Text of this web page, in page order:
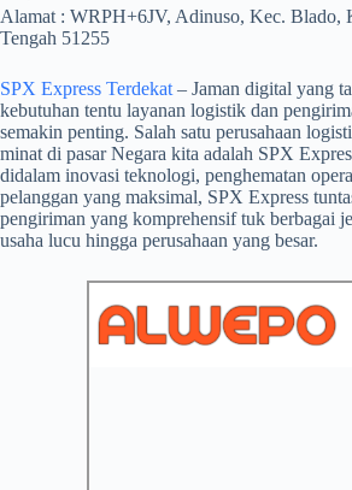
Alamat : WRPH+6JV, Adinuso, Kec. Blado,
Tengah 51255
SPX Express Terdekat – Jaman digital yang
kebutuhan tentu layanan logistik dan
semakin penting. Salah satu perusahaan
minat di pasar Negara kita adalah SPX
didalam inovasi teknologi, penghematan
pelanggan yang maksimal, SPX Express
pengiriman yang komprehensif tuk berbagai
usaha lucu hingga perusahaan yang besar.